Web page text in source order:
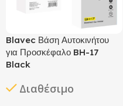
Blavec Βάση Αυτοκινήτου
για Προσκέφαλο BH-17
Black
Διαθέσιμο